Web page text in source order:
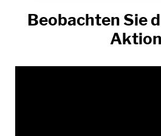
Beobachten Sie
Aktion